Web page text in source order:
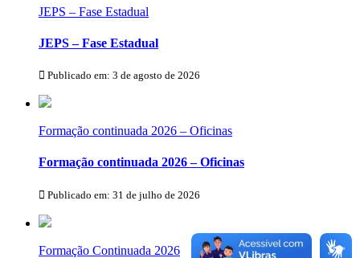
JEPS – Fase Estadual
JEPS – Fase Estadual
Publicado em: 3 de agosto de 2026
Formação continuada 2026 – Oficinas
Formação continuada 2026 – Oficinas
Publicado em: 31 de julho de 2026
Formação Continuada 2026